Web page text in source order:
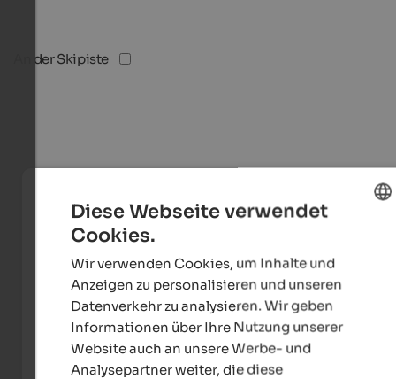
An der Skipiste
GERMAN
Diese Webseite verwendet
Cookies.
Wir verwenden Cookies, um Inhalte und
Anzeigen zu personalisieren und unseren
Datenverkehr zu analysieren. Wir geben
Informationen über Ihre Nutzung unserer
Website auch an unsere Werbe- und
Analysepartner weiter, die diese